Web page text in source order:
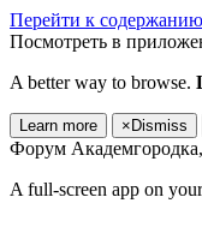
Перейти к содержанию
Посмотреть в
A better way to browse.
Learn more × Dismiss
Форум
A full-screen app on